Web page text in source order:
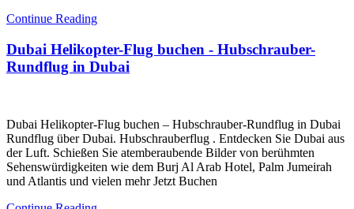
Continue Reading
Dubai Helikopter-Flug buchen - Hubschrauber-
Rundflug in Dubai
Dubai Helikopter-Flug buchen – Hubschrauber-Rundflug in Dubai
Rundflug über Dubai. Hubschrauberflug . Entdecken Sie Dubai aus
der Luft. Schießen Sie atemberaubende Bilder von berühmten
Sehenswürdigkeiten wie dem Burj Al Arab Hotel, Palm Jumeirah
und Atlantis und vielen mehr Jetzt Buchen